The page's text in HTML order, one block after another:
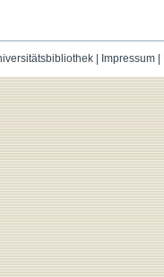
| Impressum|